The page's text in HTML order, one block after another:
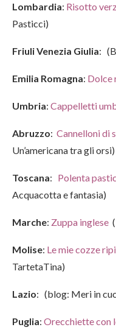
Lombardia: Risotto
Pasticci)
Friuli Venezia Giulia:
Emilia Romagna: Dolce
Umbria: Cappelletti
Abruzzo: Cannelloni di
Un’americana tra gli orsi)
Toscana: Polenta
Acquacotta e fantasia)
Marche: Zuppa inglese
Molise: Le mie cozze
TartetaTina)
Lazio: (blog: Meri in
Puglia: Orecchiette con